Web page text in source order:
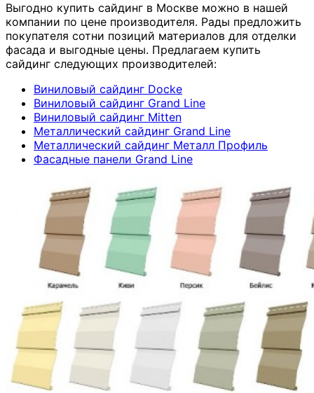
Выгодно купить сайдинг в Москве можно в нашей
компании по цене производителя. Рады предложить
покупателя сотни позиций материалов для отделки
фасада и выгодные цены. Предлагаем купить
сайдинг следующих производителей:
Виниловый сайдинг Docke
Виниловый сайдинг Grand Line
Виниловый сайдинг Mitten
Металлический сайдинг Grand Line
Металлический сайдинг Металл Профиль
Фасадные панели Grand Line